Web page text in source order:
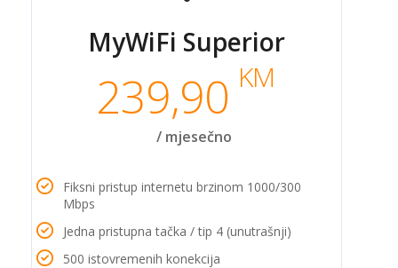
MyWiFi Superior
239,90 KM
/ mjesečno
Fiksni pristup internetu brzinom 1000/300
Mbps
Jedna pristupna tačka / tip 4 (unutrašnji)
500 istovremenih konekcija